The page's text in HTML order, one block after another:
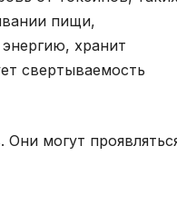
пищи,
хранит
свертываемость
могут